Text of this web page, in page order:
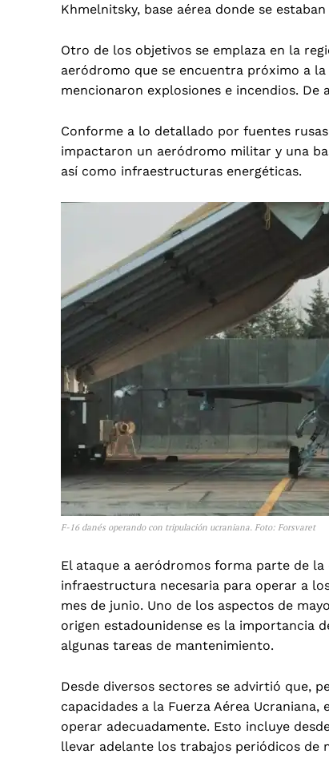
Khmelnitsky, base aérea donde se
Otro de los objetivos se emplaza en la
aeródromo que se encuentra próximo a
mencionaron explosiones e incendios. De
Conforme a lo detallado por fuentes
impactaron un aeródromo militar y una
así como infraestructuras energéticas.
F-16 danés operando con tripulación ucraniana. Foto: Forsvaret
El ataque a aeródromos forma parte de la
infraestructura necesaria para operar a
mes de junio. Uno de los aspectos de
origen estadounidense es la importancia
algunas tareas de mantenimiento.
Desde diversos sectores se advirtió que,
capacidades a la Fuerza Aérea
operar adecuadamente. Esto incluye
llevar adelante los trabajos periódicos de